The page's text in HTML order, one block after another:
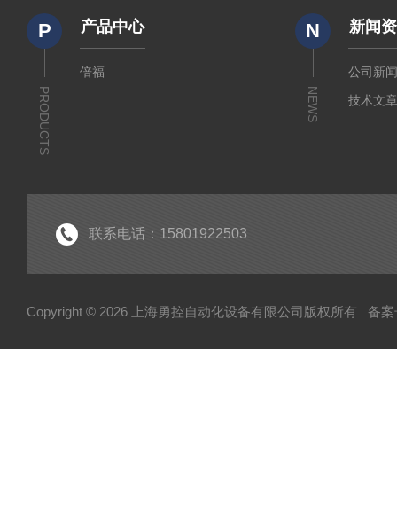
P
PRODUCTS
产品中心
倍福
N
NEWS
新闻
公司新
技术文
联系电话：15801922503
Copyright © 2026 上海勇控自动化设备有限公司版权所有 备案